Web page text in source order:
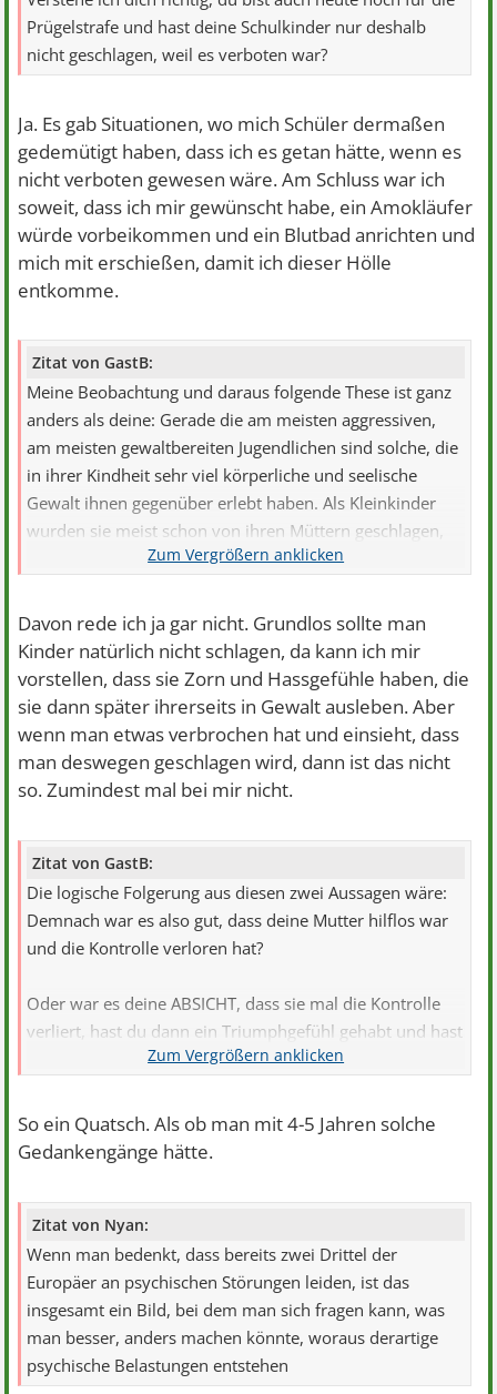
Prügelstrafe und hast deine Schulkinder nur deshalb
nicht geschlagen, weil es verboten war?
Ja. Es gab Situationen, wo mich Schüler dermaßen
gedemütigt haben, dass ich es getan hätte, wenn es
nicht verboten gewesen wäre. Am Schluss war ich
soweit, dass ich mir gewünscht habe, ein Amokläufer
würde vorbeikommen und ein Blutbad anrichten und
mich mit erschießen, damit ich dieser Hölle
entkomme.
Zitat von GastB:
Meine Beobachtung und daraus folgende These ist ganz
anders als deine: Gerade die am meisten aggressiven,
am meisten gewaltbereiten Jugendlichen sind solche, die
in ihrer Kindheit sehr viel körperliche und seelische
Gewalt ihnen gegenüber erlebt haben. Als Kleinkinder
wurden sie meist schon von ihren Müttern geschlagen,
oft völlig grundlos (!), und wenn sie größer wurden, dann
beobachtet, wie vollkommen ruhige, liebevolle 2-3-
jährige (türkische) Jungen von Frauen körperlich
angegriffen wurden, aus heiterem Himmel - und zwar
waren es Freundinnen/Bekannte der Mutter, welche
seelenruhig dabei saß und es anscheinend völlig in
Ordnung fand. In einer bestimmten Schicht scheint das
da gang und gäbe zu sein.
Davon rede ich ja gar nicht. Grundlos sollte man
Kinder natürlich nicht schlagen, da kann ich mir
vorstellen, dass sie Zorn und Hassgefühle haben, die
sie dann später ihrerseits in Gewalt ausleben. Aber
wenn man etwas verbrochen hat und einsieht, dass
man deswegen geschlagen wird, dann ist das nicht
so. Zumindest mal bei mir nicht.
Zitat von GastB:
Die logische Folgerung aus diesen zwei Aussagen wäre:
Demnach war es also gut, dass deine Mutter hilflos war
und die Kontrolle verloren hat?
Oder war es deine ABSICHT, dass sie mal die Kontrolle
verliert, hast du dann ein Triumphgefühl gehabt und hast
dafür die Prügel quasi als Trophäe in Kauf genommen?
die Kontrolle verlor?
Das würde deine Bewertung als "gut" verständlich
machen ...
So ein Quatsch. Als ob man mit 4-5 Jahren solche
Gedankengänge hätte.
Zitat von Nyan:
Wenn man bedenkt, dass bereits zwei Drittel der
Europäer an psychischen Störungen leiden, ist das
insgesamt ein Bild, bei dem man sich fragen kann, was
man besser, anders machen könnte, woraus derartige
psychische Belastungen entstehen